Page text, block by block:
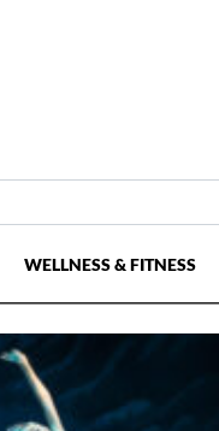
WELLNESS & FITNESS